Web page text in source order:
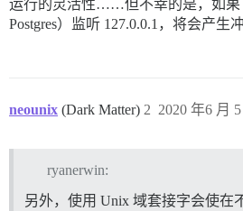
运行的灵活性……但不幸的是，如果
Postgres）监听 127.0.0.1，将会产生冲
neounix (Dark Matter) 2020 年6 月
2
ryanerwin:
另外，使用 Unix 域套接字会使在